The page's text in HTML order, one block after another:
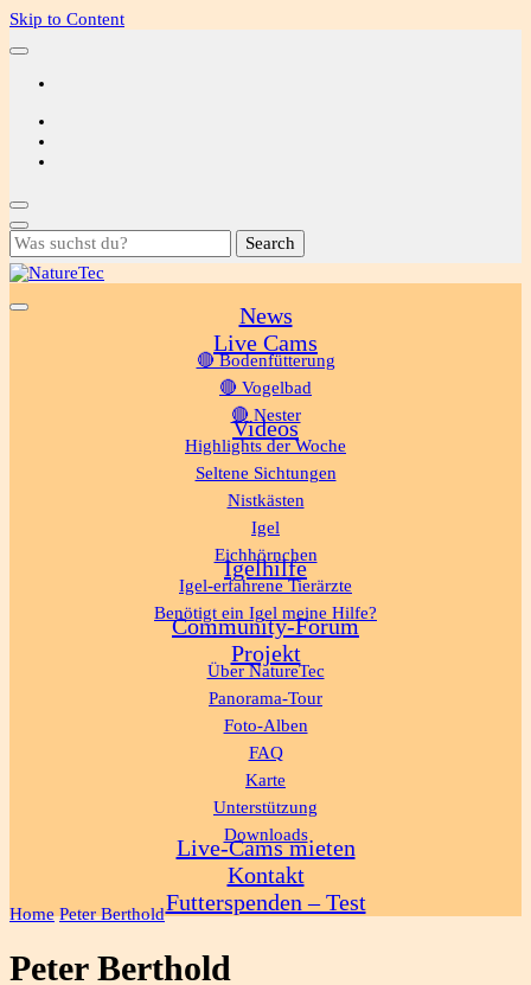
Skip to Content
Looking
for
Something?
News
Live Cams
🔴 Bodenfütterung
🔴 Vogelbad
🔴 Nester
Videos
Highlights der Woche
Seltene Sichtungen
Nistkästen
Igel
Eichhörnchen
Igelhilfe
Igel-erfahrene Tierärzte
Benötigt ein Igel meine Hilfe?
Community-Forum
Projekt
Über NatureTec
Panorama-Tour
Foto-Alben
FAQ
Karte
Unterstützung
Downloads
Live-Cams mieten
Kontakt
Futterspenden – Test
Home Peter Berthold
Peter Berthold